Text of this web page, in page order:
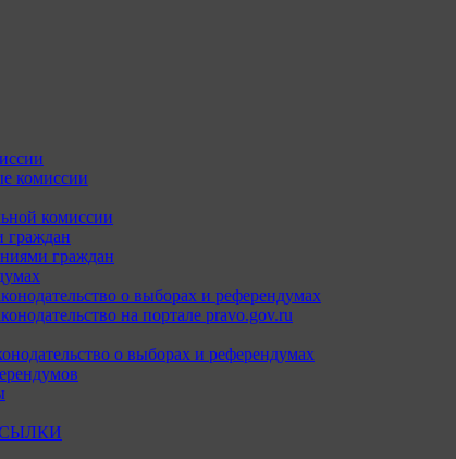
комиссии
комиссии
граждан
граждан
о выборах и референдумах
на портале pravo.gov.ru
о выборах и референдумах